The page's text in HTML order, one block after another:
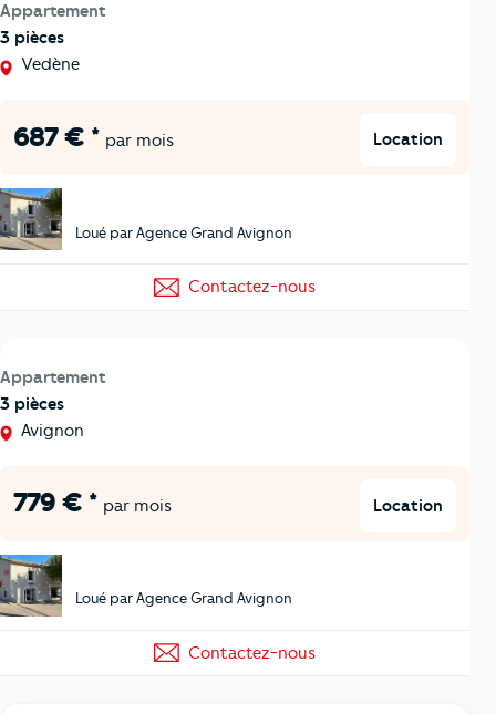
Appartement
3 pièces
Vedène
687 € * par mois Location
Loué par Agence Grand Avignon
Contactez-nous
Appartement
3 pièces
Avignon
779 € * par mois Location
Loué par Agence Grand Avignon
Contactez-nous